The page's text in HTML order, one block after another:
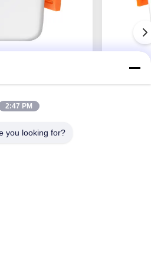
preço
2:47 PM
you looking for?